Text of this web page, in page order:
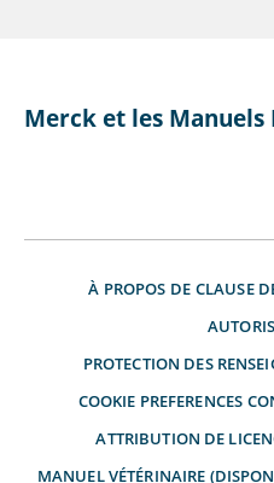
Merck et les Manuels
À PROPOS DE CLAUSE
PROTECTION DES
COOKIE PREFERENCES
ATTRIBUTION DE
MANUEL VÉTÉRINAIRE